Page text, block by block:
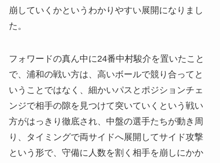
崩していくかというわかりやすい展開になりまし
た。
フォワードの真ん中に24番中村駿介を置いたこと
で、浦和の戦い方は、高いボールで競り合ってと
いうことではなく、細かいパスとポジションチェ
ンジで相手の隙を見つけて突いていくという戦い
方がはっきり徹底され、中盤の選手たちが動き周
り、タイミングで両サイドへ展開してサイド攻撃
という形で、守備に人数を割く相手を崩しにかか